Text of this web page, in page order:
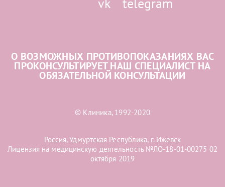
О ВОЗМОЖНЫХ ПРОТИВОПОКАЗАНИЯХ ВАС
ПРОКОНСУЛЬТИРУЕТ НАШ СПЕЦИАЛИСТ НА
ОБЯЗАТЕЛЬНОЙ КОНСУЛЬТАЦИИ
© Клиника, 1992-2020
Россия, Удмуртская Республика, г. Ижевск
Лицензия на медицинскую деятельность №ЛО-18-01-00275 02
октября 2019